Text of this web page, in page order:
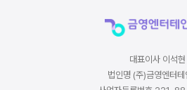
대표이사 이석현
법인명 (주)금영엔터테